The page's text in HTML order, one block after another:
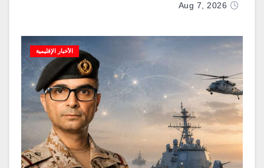
Aug 7, 2026
الأخبار الإقليمية